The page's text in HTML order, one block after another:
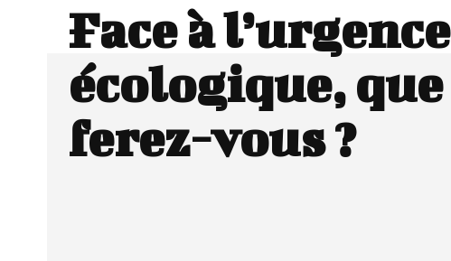
Face à l’urgence
écologique, que
ferez-vous ?